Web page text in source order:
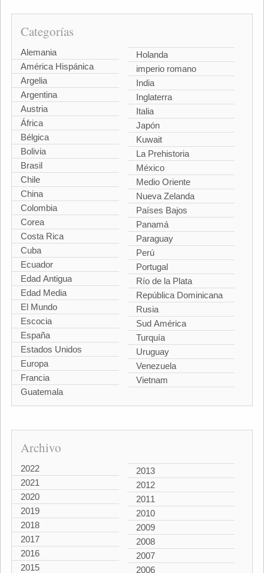
Categorías
Alemania
América Hispánica
Argelia
Argentina
Austria
África
Bélgica
Bolivia
Brasil
Chile
China
Colombia
Corea
Costa Rica
Cuba
Ecuador
Edad Antigua
Edad Media
El Mundo
Escocia
España
Estados Unidos
Europa
Francia
Guatemala
Holanda
imperio romano
India
Inglaterra
Italia
Japón
Kuwait
La Prehistoria
México
Medio Oriente
Nueva Zelanda
Países Bajos
Panamá
Paraguay
Perú
Portugal
Río de la Plata
República Dominicana
Rusia
Sud América
Turquía
Uruguay
Venezuela
Vietnam
Archivo
2022
2021
2020
2019
2018
2017
2016
2015
2013
2012
2011
2010
2009
2008
2007
2006